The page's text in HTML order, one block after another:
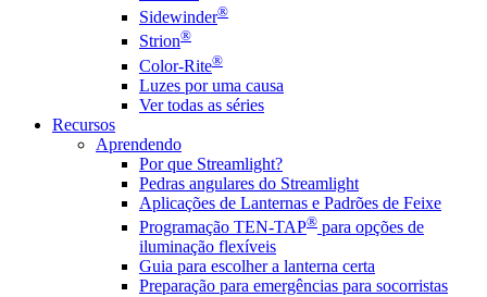
Sidewinder®
Strion®
Color-Rite®
Luzes por uma causa
Ver todas as séries
Recursos
Aprendendo
Por que Streamlight?
Pedras angulares do Streamlight
Aplicações de Lanternas e Padrões de Feixe
Programação TEN-TAP® para opções de
iluminação flexíveis
Guia para escolher a lanterna certa
Preparação para emergências para socorristas